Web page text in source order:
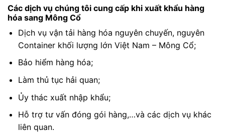
Các dịch vụ chúng tôi cung cấp khi xuất khẩu hàng
hóa sang Mông Cổ
Dịch vụ vận tải hàng hóa nguyên chuyến, nguyên
Container khối lượng lớn Việt Nam – Mông Cổ;
Bảo hiểm hàng hóa;
Làm thủ tục hải quan;
Ủy thác xuất nhập khẩu;
Hỗ trợ tư vấn đóng gói hàng,…và các dịch vụ khác
liên quan.